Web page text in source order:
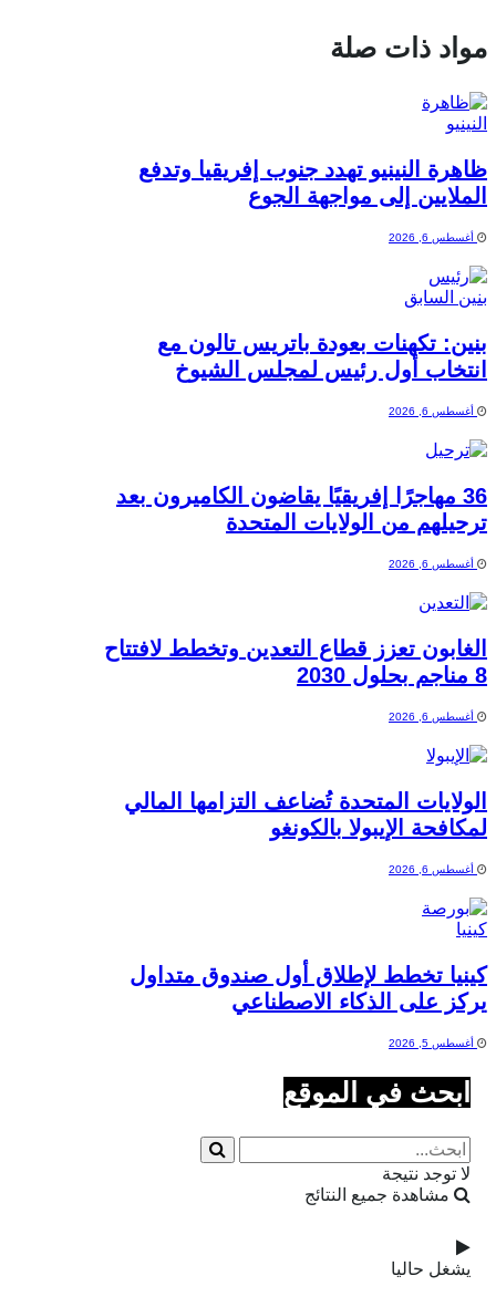
مواد ذات صلة
ظاهرة النينيو تهدد جنوب إفريقيا وتدفع
الملايين إلى مواجهة الجوع
أغسطس 6, 2026
بنين: تكهنات بعودة باتريس تالون مع
انتخاب أول رئيس لمجلس الشيوخ
أغسطس 6, 2026
36 مهاجرًا إفريقيًا يقاضون الكاميرون بعد
ترحيلهم من الولايات المتحدة
أغسطس 6, 2026
الغابون تعزز قطاع التعدين وتخطط لافتتاح
8 مناجم بحلول 2030
أغسطس 6, 2026
الولايات المتحدة تُضاعف التزامها المالي
لمكافحة الإيبولا بالكونغو
أغسطس 6, 2026
كينيا تخطط لإطلاق أول صندوق متداول
يركز على الذكاء الاصطناعي
أغسطس 5, 2026
ابحث في الموقع
لا توجد نتيجة
مشاهدة جميع النتائج
يشغل حاليا